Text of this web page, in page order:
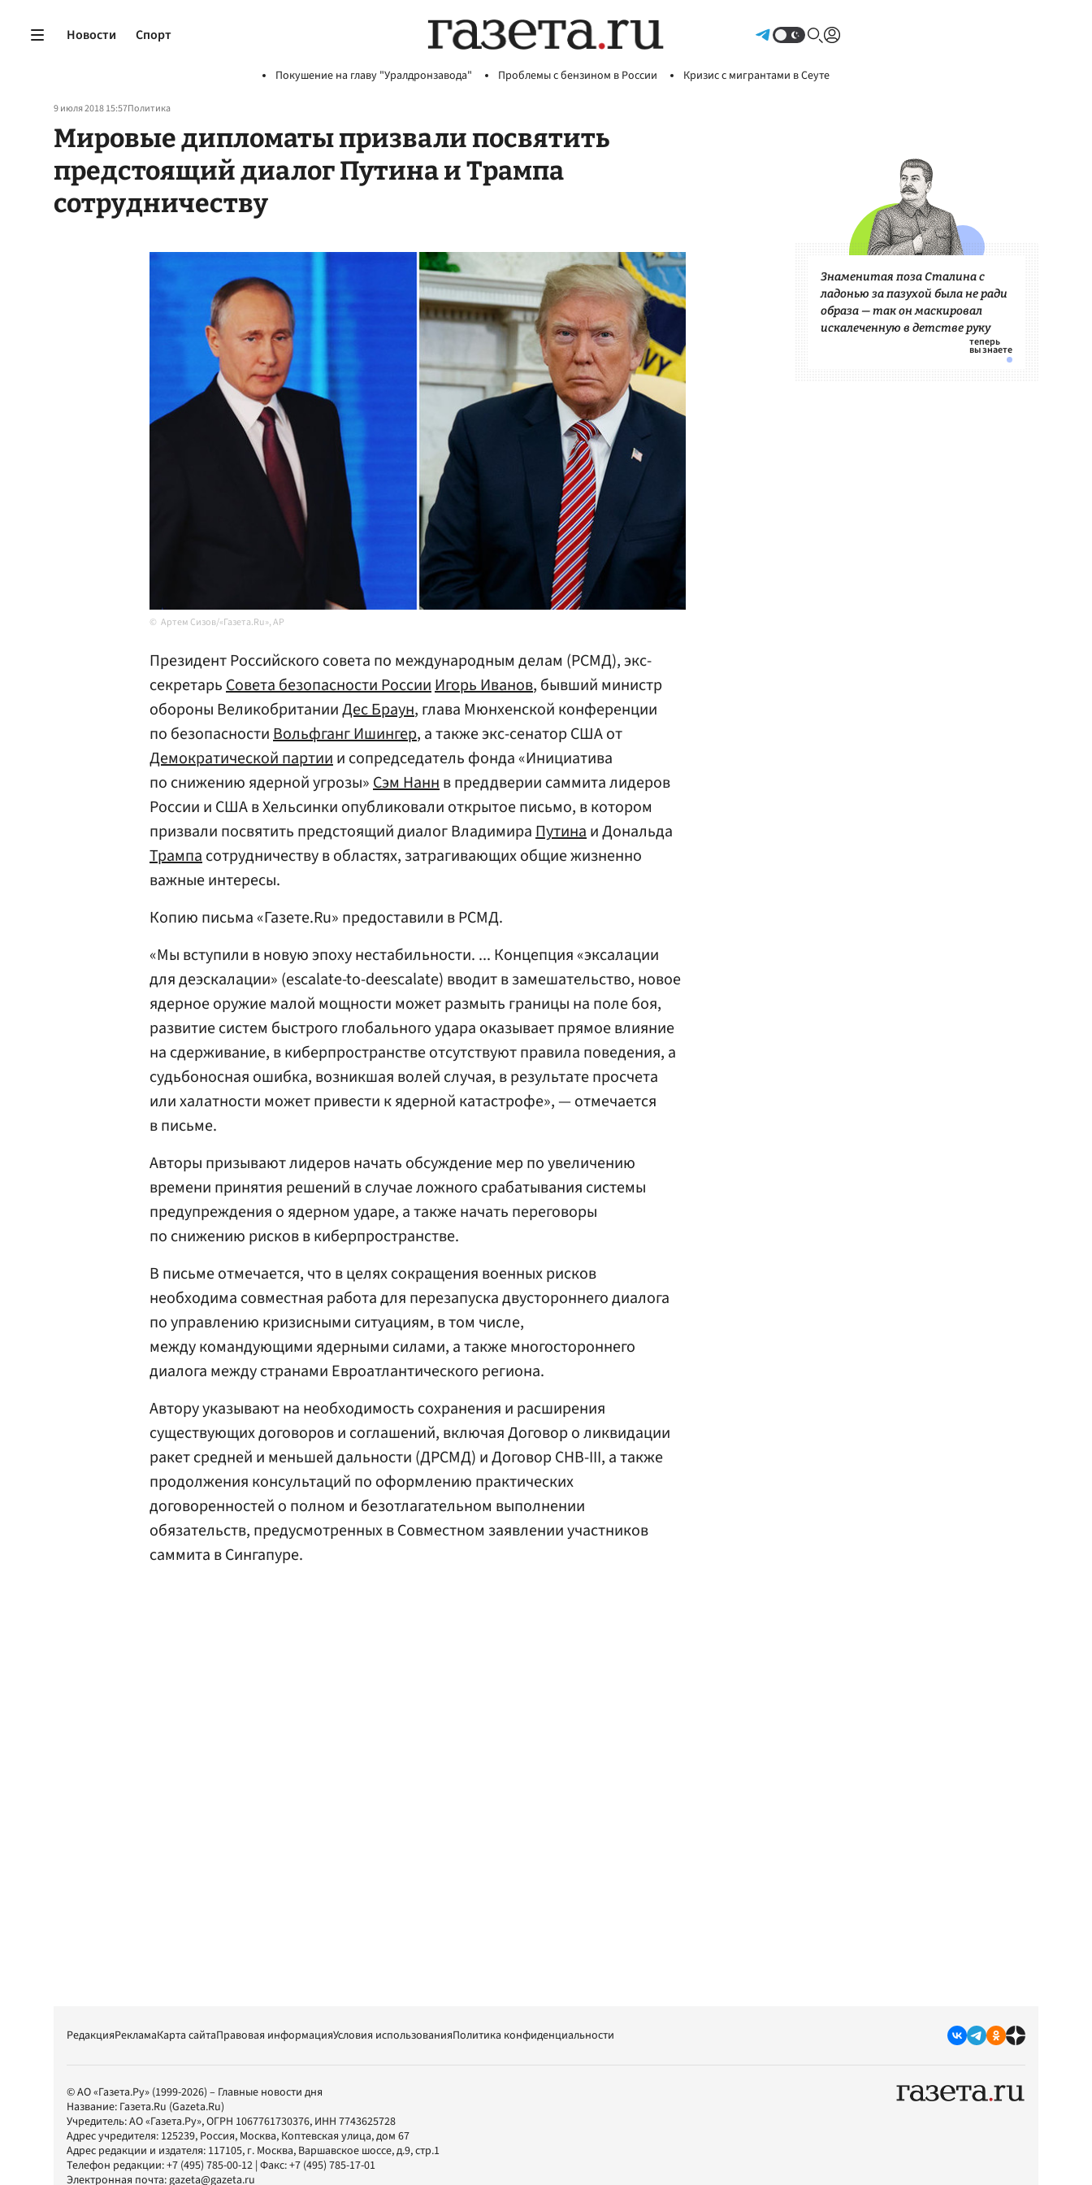
Новости Спорт
Покушение на главу "Уралдронзавода" Проблемы с бензином в России Кризис с мигрантами в Сеуте
9 июля 2018 15:57Политика
Мировые дипломаты призвали посвятить
предстоящий диалог Путина и Трампа
сотрудничеству
Артем Сизов/«Газета.Ru», AP
Президент Российского совета по международным делам (РСМД), экс-
секретарьСовета безопасности РоссииИгорь Иванов, бывший министр
обороны ВеликобританииДес Браун, глава Мюнхенской конференции
по безопасностиВольфганг Ишингер, а также экс-сенатор США от
Демократической партиии сопредседатель фонда «Инициатива
по снижению ядерной угрозы»Сэм Наннв преддверии саммита лидеров
России и США в Хельсинки опубликовали открытое письмо, в котором
призвали посвятить предстоящий диалог ВладимираПутинаи Дональда
Трампасотрудничеству в областях, затрагивающих общие жизненно
важные интересы.
Копию письма «Газете.Ru» предоставили в РСМД.
«Мы вступили в новую эпоху нестабильности. ... Концепция «эксалации
для деэскалации» (escalate-to-deescalate) вводит в замешательство, новое
ядерное оружие малой мощности может размыть границы на поле боя,
развитие систем быстрого глобального удара оказывает прямое влияние
на сдерживание, в киберпространстве отсутствуют правила поведения, а
судьбоносная ошибка, возникшая волей случая, в результате просчета
или халатности может привести к ядерной катастрофе», — отмечается
в письме.
Авторы призывают лидеров начать обсуждение мер по увеличению
времени принятия решений в случае ложного срабатывания системы
предупреждения о ядерном ударе, а также начать переговоры
по снижению рисков в киберпространстве.
В письме отмечается, что в целях сокращения военных рисков
необходима совместная работа для перезапуска двустороннего диалога
по управлению кризисными ситуациям, в том числе,
между командующими ядерными силами, а также многостороннего
диалога между странами Евроатлантического региона.
Автору указывают на необходимость сохранения и расширения
существующих договоров и соглашений, включая Договор о ликвидации
ракет средней и меньшей дальности (ДРСМД) и Договор СНВ-III, а также
продолжения консультаций по оформлению практических
договоренностей о полном и безотлагательном выполнении
обязательств, предусмотренных в Совместном заявлении участников
саммита в Сингапуре.
Знаменитая поза Сталина с
ладонью за пазухой была не ради
образа — так он маскировал
искалеченную в детстве руку
РедакцияРекламаКарта сайтаПравовая информацияУсловия использованияПолитика конфиденциальности
© АО «Газета.Ру» (1999-2026) – Главные новости дня
Название: Газета.Ru (Gazeta.Ru)
Учредитель:АО «Газета.Ру», ОГРН 1067761730376, ИНН 7743625728
Адрес учредителя: 125239, Россия, Москва, Коптевская улица, дом 67
Адрес редакции и издателя: 117105, г. Москва, Варшавское шоссе, д.9, стр.1
Телефон редакции:+7 (495) 785-00-12 | Факс:+7 (495) 785-17-01
Электронная почта:gazeta@gazeta.ru